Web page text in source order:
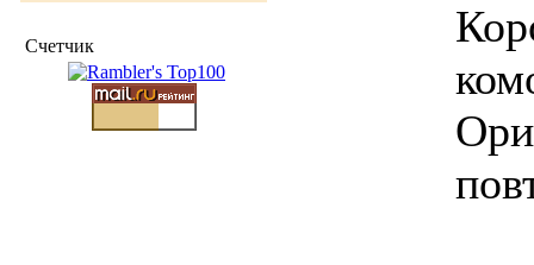
Счетчик